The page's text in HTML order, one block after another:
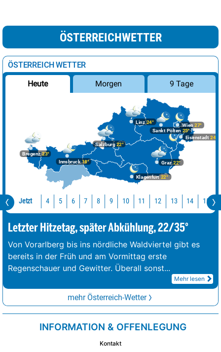
ÖSTERREICHWETTER
ÖSTERREICH WETTER
Heute Morgen 9 Tage
Bregenz23°
Graz22°
Innsbruck18°
Klagenfurt 22°
Linz24°
Salzburg22°
Wien 27°
Eisenstadt 24°
Sankt Pölten 25°
Jetzt 4 5 6 7 8 9 10 11 12 13 14 15
Letzter Hitzetag, später Abkühlung, 22/35°
Von Vorarlberg bis ins nördliche Waldviertel gibt es
bereits in der Früh und am Vormittag erste
Regenschauer und Gewitter. Überall sonst...
Mehr lesen
mehr Österreich-Wetter
INFORMATION & OFFENLEGUNG
Kontakt